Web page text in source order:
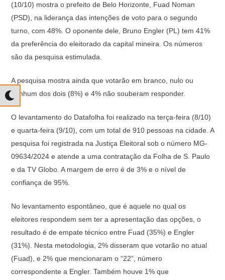
(10/10) mostra o prefeito de Belo Horizonte, Fuad Noman
(PSD), na liderança das intenções de voto para o segundo
turno, com 48%. O oponente dele, Bruno Engler (PL) tem 41%
da preferência do eleitorado da capital mineira. Os números
são da pesquisa estimulada.
A pesquisa mostra ainda que votarão em branco, nulo ou
nenhum dos dois (8%) e 4% não souberam responder.
O levantamento do Datafolha foi realizado na terça-feira (8/10)
e quarta-feira (9/10), com um total de 910 pessoas na cidade. A
pesquisa foi registrada na Justiça Eleitoral sob o número MG-
09634/2024 e atende a uma contratação da Folha de S. Paulo
e da TV Globo. A margem de erro é de 3% e o nível de
confiança de 95%.
No levantamento espontâneo, que é aquele no qual os
eleitores respondem sem ter a apresentação das opções, o
resultado é de empate técnico entre Fuad (35%) e Engler
(31%). Nesta metodologia, 2% disseram que votarão no atual
(Fuad), e 2% que mencionaram o “22”, número
correspondente a Engler. Também houve 1% que